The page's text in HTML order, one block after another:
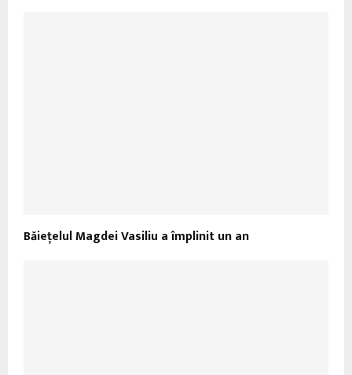
Băieţelul Magdei Vasiliu a împlinit un an